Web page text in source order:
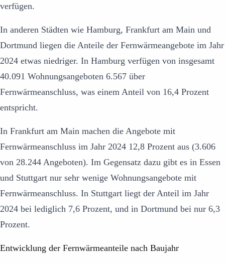
verfügen.
In anderen Städten wie Hamburg, Frankfurt am Main und
Dortmund liegen die Anteile der Fernwärmeangebote im Jahr
2024 etwas niedriger. In Hamburg verfügen von insgesamt
40.091 Wohnungsangeboten 6.567 über
Fernwärmeanschluss, was einem Anteil von 16,4 Prozent
entspricht.
In Frankfurt am Main machen die Angebote mit
Fernwärmeanschluss im Jahr 2024 12,8 Prozent aus (3.606
von 28.244 Angeboten). Im Gegensatz dazu gibt es in Essen
und Stuttgart nur sehr wenige Wohnungsangebote mit
Fernwärmeanschluss. In Stuttgart liegt der Anteil im Jahr
2024 bei lediglich 7,6 Prozent, und in Dortmund bei nur 6,3
Prozent.
Entwicklung der Fernwärmeanteile nach Baujahr